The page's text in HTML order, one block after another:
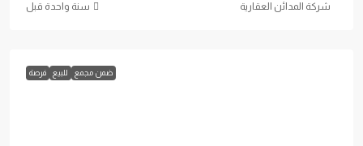
شركة المدائن العقارية ‏سنة واحدة قبل
ضمن مجمع للبيع فرصة